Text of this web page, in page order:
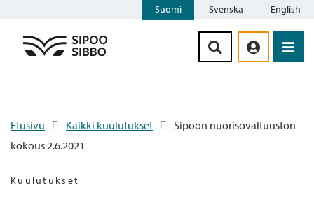
Suomi Svenska English
Etusivu Kaikki kuulutukset
Sipoon nuorisovaltuuston
kokous 2.6.2021
Kuulutukset